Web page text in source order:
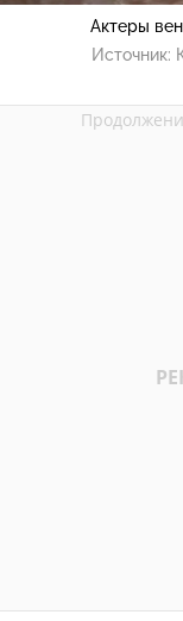
Актеры
Источник: